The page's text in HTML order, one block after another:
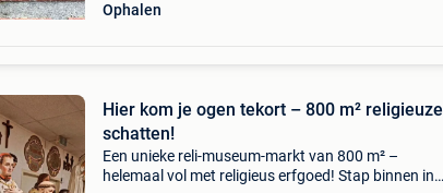
Ophalen
Hier kom je ogen tekort – 800 m² religieuze
schatten!
Een unieke reli-museum-markt van 800 m² –
helemaal vol met religieus erfgoed! Stap binnen in